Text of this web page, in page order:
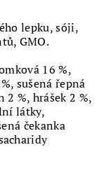
lepku, sóji,
GMO.
16 %,
sušená řepná
%, hrášek 2 %,
látky,
čekanka